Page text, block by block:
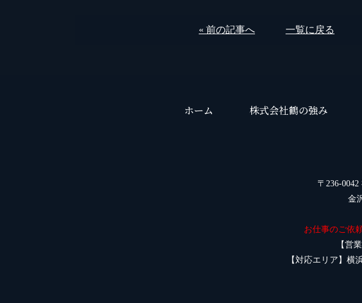
« 前の記事へ 一覧に戻る
ホーム 株式会社鶴の強み
〒236-
金
お仕事のご依
【営
【対応エリア】横